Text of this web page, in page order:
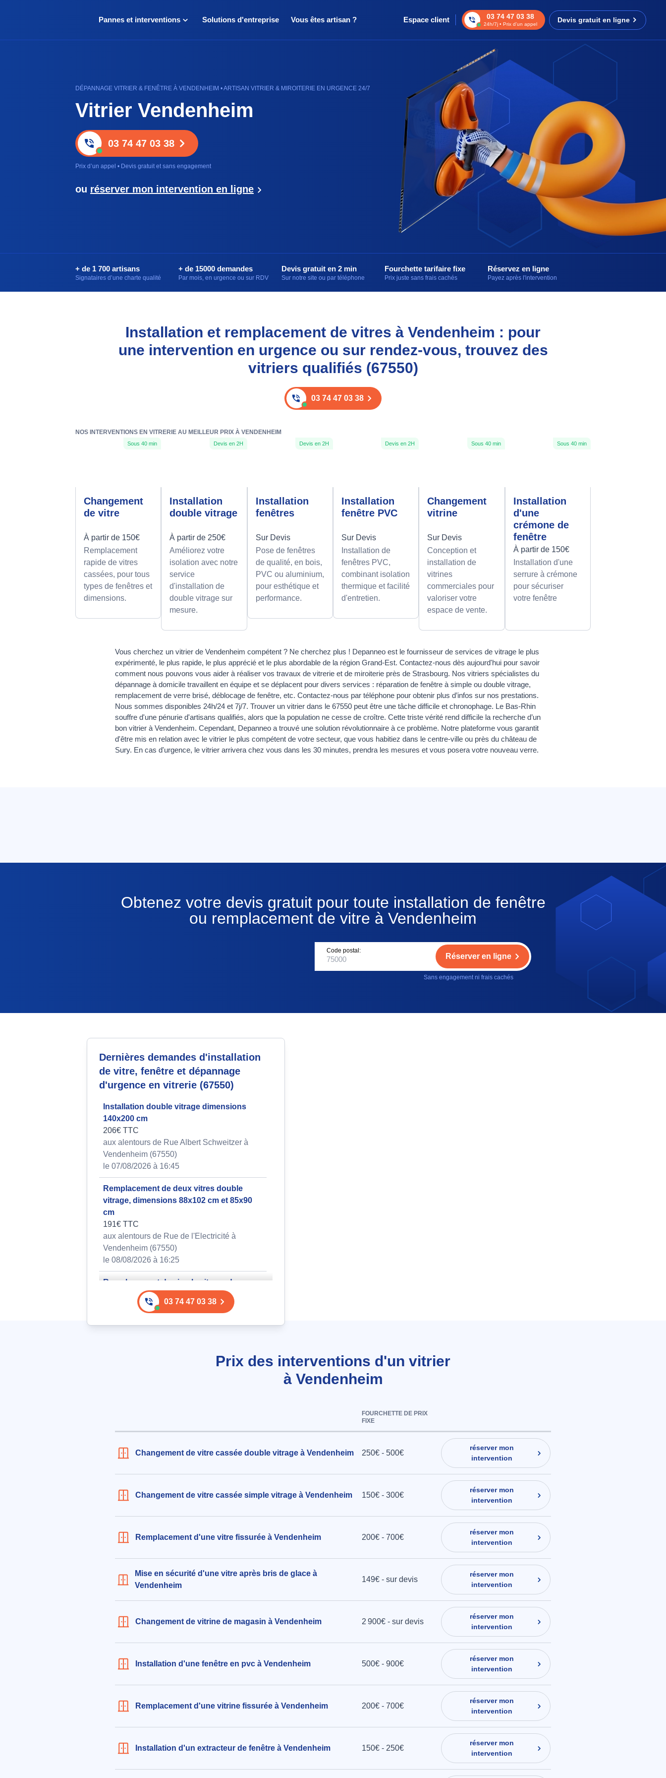
Pannes et interventions Solutions d'entreprise Vous êtes artisan ? Espace client 03 74 47 03 38
24h/7j • Prix d’un appel
Devis gratuit en ligne
DÉPANNAGE VITRIER & FENÊTRE À VENDENHEIM • ARTISAN VITRIER & MIROITERIE EN URGENCE 24/7
Vitrier Vendenheim
03 74 47 03 38
Prix d’un appel • Devis gratuit et sans engagement
ou réserver mon intervention en ligne
+ de 1 700 artisans
Signataires d’une charte qualité
+ de 15000 demandes
Par mois, en urgence ou sur RDV
Devis gratuit en 2 min
Sur notre site ou par téléphone
Fourchette tarifaire fixe
Prix juste sans frais cachés
Réservez en ligne
Payez après l'intervention
Installation et remplacement de vitres à Vendenheim : pour
une intervention en urgence ou sur rendez-vous, trouvez des
vitriers qualifiés (67550)
03 74 47 03 38
NOS INTERVENTIONS EN VITRERIE AU MEILLEUR PRIX À VENDENHEIM
Sous 40 min
Changement
de vitre
À partir de 150€
Remplacement
rapide de vitres
cassées, pour tous
types de fenêtres et
dimensions.
Devis en 2H
Installation
double vitrage
À partir de 250€
Améliorez votre
isolation avec notre
service
d'installation de
double vitrage sur
mesure.
Devis en 2H
Installation
fenêtres
Sur Devis
Pose de fenêtres
de qualité, en bois,
PVC ou aluminium,
pour esthétique et
performance.
Devis en 2H
Installation
fenêtre PVC
Sur Devis
Installation de
fenêtres PVC,
combinant isolation
thermique et facilité
d'entretien.
Sous 40 min
Changement
vitrine
Sur Devis
Conception et
installation de
vitrines
commerciales pour
valoriser votre
espace de vente.
Sous 40 min
Installation
d'une
crémone de
fenêtre
À partir de 150€
Installation d'une
serrure à crémone
pour sécuriser
votre fenêtre
Vous cherchez un vitrier de Vendenheim compétent ? Ne cherchez plus ! Depanneo est le fournisseur de services de vitrage le plus
expérimenté, le plus rapide, le plus apprécié et le plus abordable de la région Grand-Est. Contactez-nous dès aujourd'hui pour savoir
comment nous pouvons vous aider à réaliser vos travaux de vitrerie et de miroiterie près de Strasbourg. Nos vitriers spécialistes du
dépannage à domicile travaillent en équipe et se déplacent pour divers services : réparation de fenêtre à simple ou double vitrage,
remplacement de verre brisé, déblocage de fenêtre, etc. Contactez-nous par téléphone pour obtenir plus d’infos sur nos prestations.
Nous sommes disponibles 24h/24 et 7j/7. Trouver un vitrier dans le 67550 peut être une tâche difficile et chronophage. Le Bas-Rhin
souffre d'une pénurie d'artisans qualifiés, alors que la population ne cesse de croître. Cette triste vérité rend difficile la recherche d’un
bon vitrier à Vendenheim. Cependant, Depanneo a trouvé une solution révolutionnaire à ce problème. Notre plateforme vous garantit
d'être mis en relation avec le vitrier le plus compétent de votre secteur, que vous habitiez dans le centre-ville ou près du château de
Sury. En cas d'urgence, le vitrier arrivera chez vous dans les 30 minutes, prendra les mesures et vous posera votre nouveau verre.
Obtenez votre devis gratuit pour toute installation de fenêtre
ou remplacement de vitre à Vendenheim
Code postal:
Réserver en ligne
Sans engagement ni frais cachés
Dernières demandes d'installation
de vitre, fenêtre et dépannage
d'urgence en vitrerie (67550)
Installation double vitrage dimensions
140x200 cm
206€ TTC
aux alentours de Rue Albert Schweitzer à
Vendenheim (67550)
le 07/08/2026 à 16:45
Remplacement de deux vitres double
vitrage, dimensions 88x102 cm et 85x90
cm
191€ TTC
aux alentours de Rue de l'Electricité à
Vendenheim (67550)
le 08/08/2026 à 16:25
Remplacement de simple vitrage de
dimensions approximatives 50cm x 50cm
226€ TTC
Remplacement de la vitre extérieure
03 74 47 03 38
Prix des interventions d'un vitrier
à Vendenheim
FOURCHETTE DE PRIX
FIXE
Changement de vitre cassée double vitrage à Vendenheim 250€ - 500€
réserver mon
intervention
Changement de vitre cassée simple vitrage à Vendenheim 150€ - 300€
réserver mon
intervention
Remplacement d'une vitre fissurée à Vendenheim 200€ - 700€
réserver mon
intervention
Mise en sécurité d'une vitre après bris de glace à
Vendenheim
149€ - sur devis
réserver mon
intervention
Changement de vitrine de magasin à Vendenheim 2 900€ - sur devis
réserver mon
intervention
Installation d'une fenêtre en pvc à Vendenheim 500€ - 900€
réserver mon
intervention
Remplacement d'une vitrine fissurée à Vendenheim 200€ - 700€
réserver mon
intervention
Installation d'un extracteur de fenêtre à Vendenheim 150€ - 250€
réserver mon
intervention